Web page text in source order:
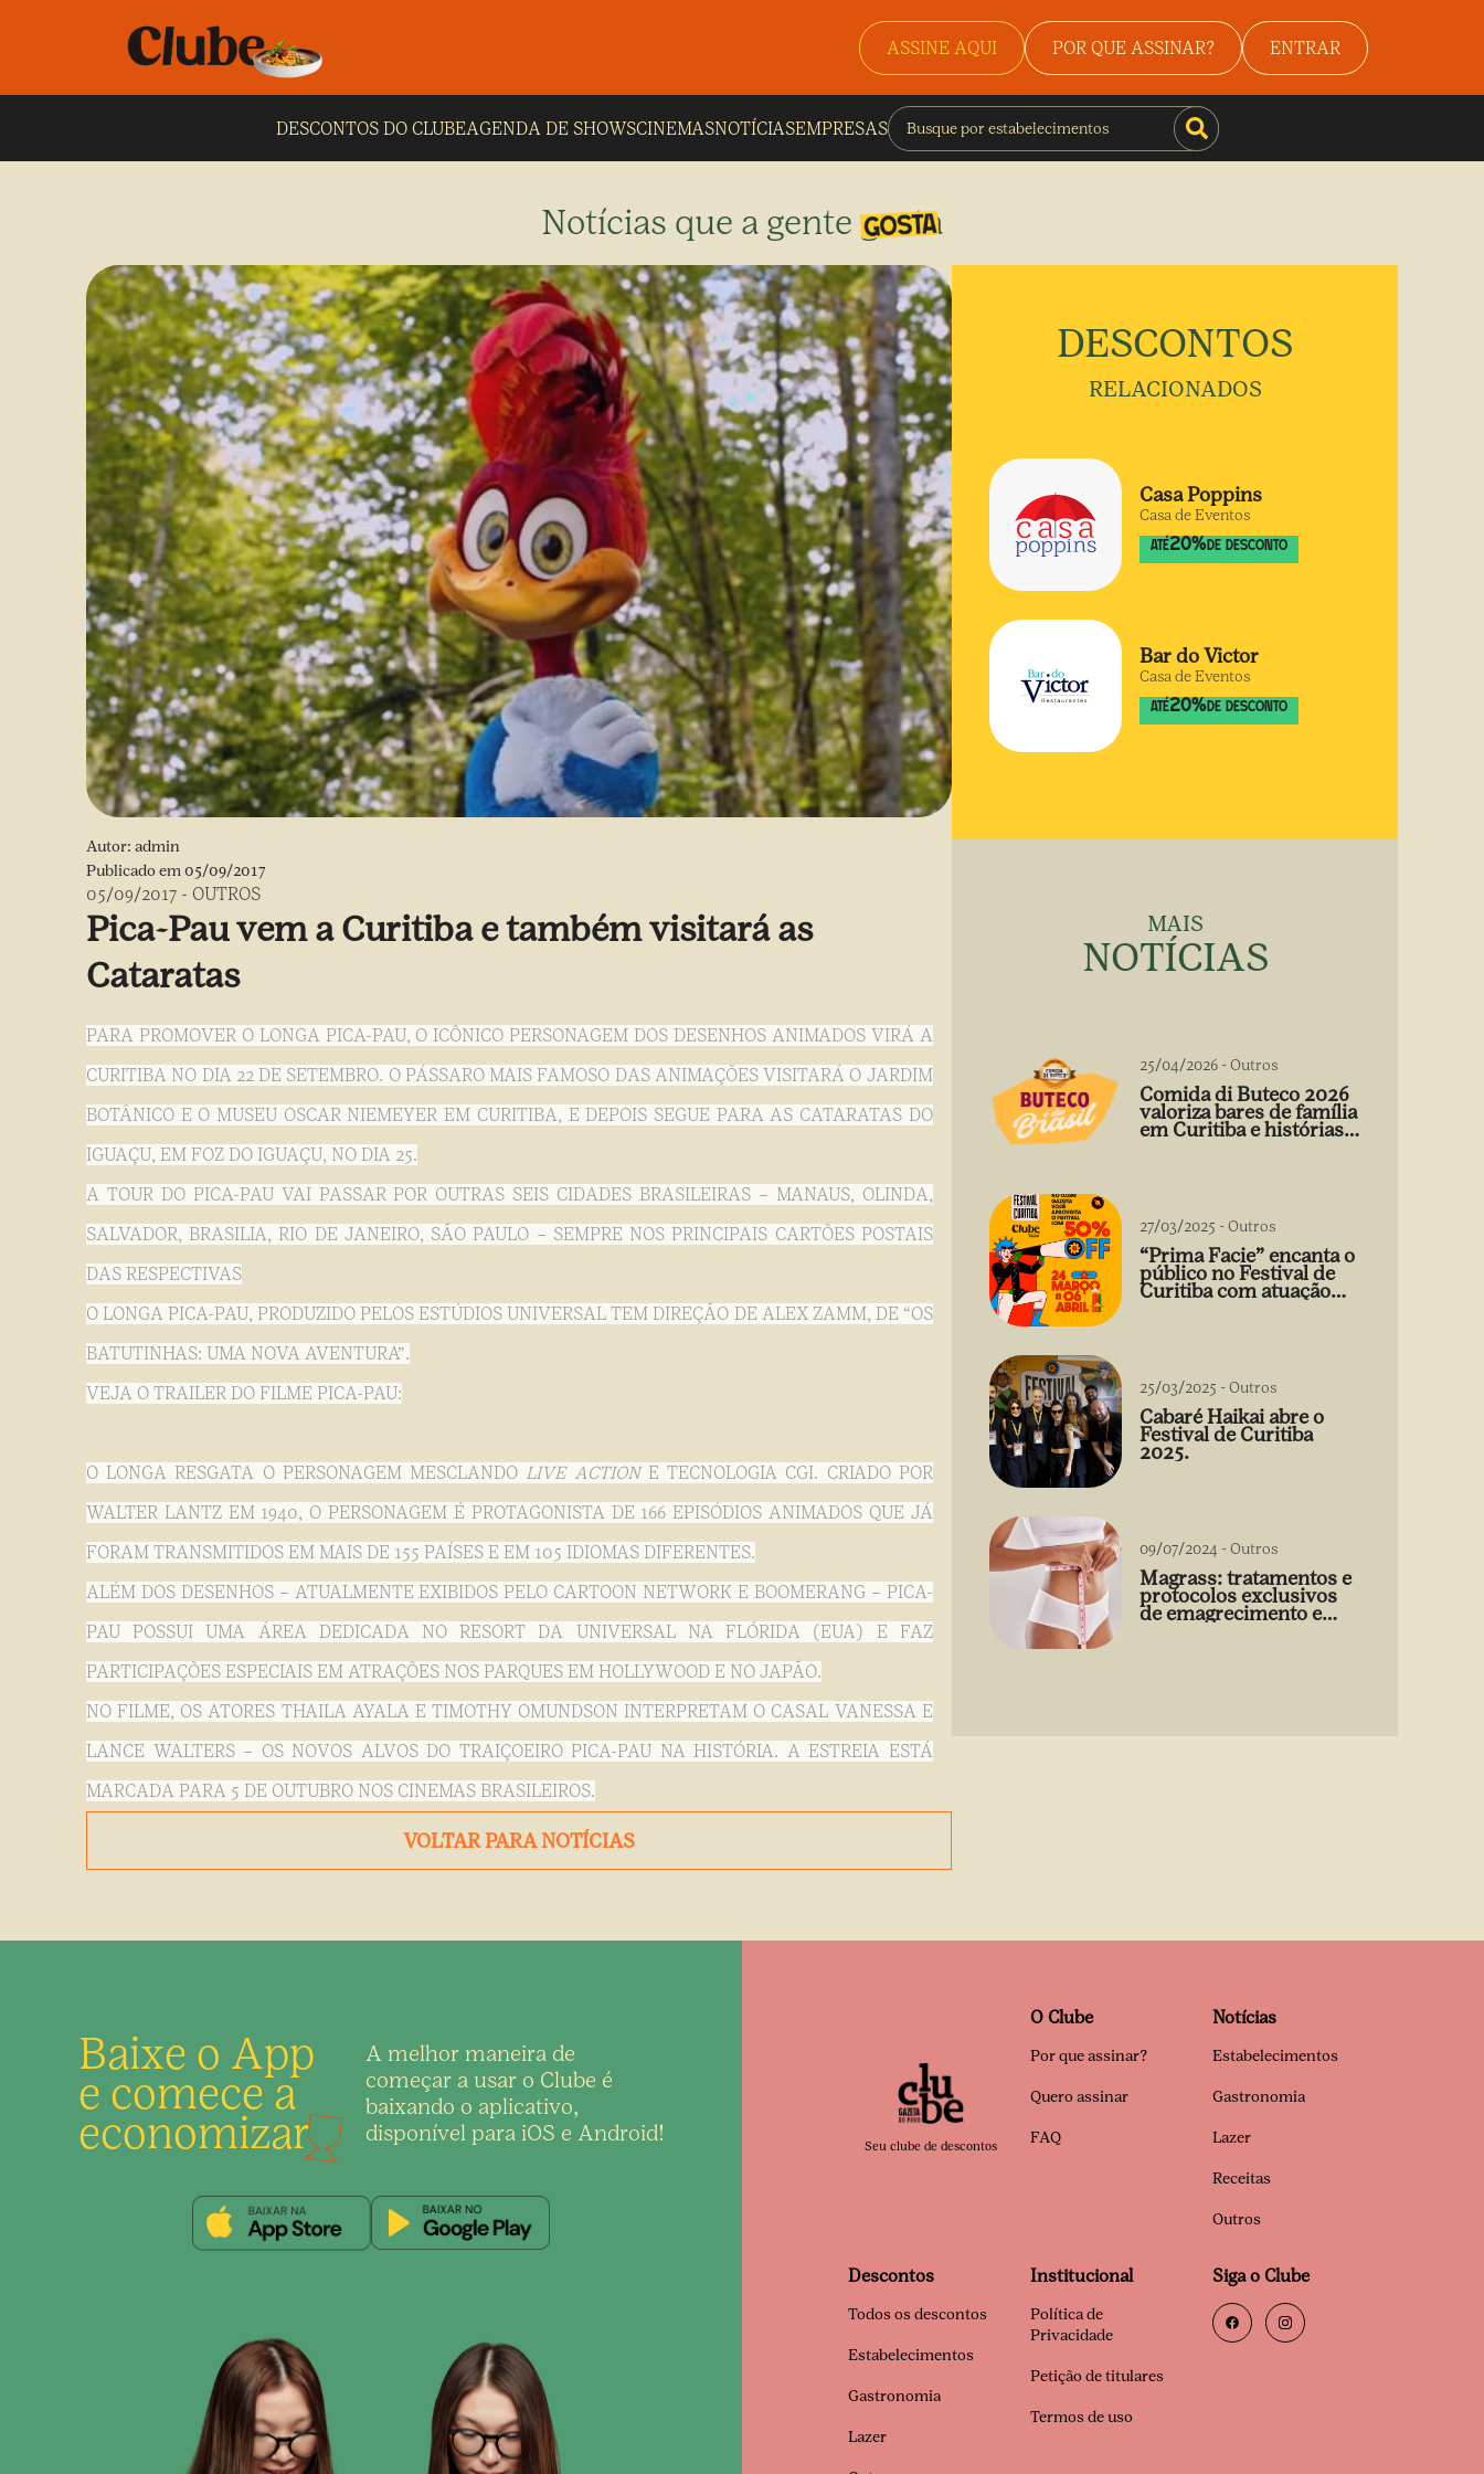
ASSINE AQUI POR QUE ASSINAR? ENTRAR
DESCONTOS DO CLUBEAGENDA DE SHOWSCINEMASNOTÍCIASEMPRESAS
Notícias que a gente gosta
Autor: admin
Publicado em05/09/2017
05/09/2017 - OUTROS
Pica-Pau vem a Curitiba e também visitará as
Cataratas
PARA PROMOVER O LONGA PICA-PAU, O ICÔNICO PERSONAGEM DOS DESENHOS ANIMADOS VIRÁ A
CURITIBA NO DIA 22 DE SETEMBRO. O PÁSSARO MAIS FAMOSO DAS ANIMAÇÕES VISITARÁ O JARDIM
BOTÂNICO E O MUSEU OSCAR NIEMEYER EM CURITIBA, E DEPOIS SEGUE PARA AS CATARATAS DO
IGUAÇU, EM FOZ DO IGUAÇU, NO DIA 25.
A TOUR DO PICA-PAU VAI PASSAR POR OUTRAS SEIS CIDADES BRASILEIRAS – MANAUS, OLINDA,
SALVADOR, BRASILIA, RIO DE JANEIRO, SÃO PAULO – SEMPRE NOS PRINCIPAIS CARTÕES POSTAIS
DAS RESPECTIVAS
O LONGA PICA-PAU, PRODUZIDO PELOS ESTÚDIOS UNIVERSAL TEM DIREÇÃO DE ALEX ZAMM, DE “OS
BATUTINHAS: UMA NOVA AVENTURA”.
VEJA O TRAILER DO FILME PICA-PAU:
O LONGA RESGATA O PERSONAGEM MESCLANDO LIVE ACTIONE TECNOLOGIA CGI. CRIADO POR
WALTER LANTZ EM 1940, O PERSONAGEM É PROTAGONISTA DE 166 EPISÓDIOS ANIMADOS QUE JÁ
FORAM TRANSMITIDOS EM MAIS DE 155 PAÍSES E EM 105 IDIOMAS DIFERENTES.
ALÉM DOS DESENHOS – ATUALMENTE EXIBIDOS PELO CARTOON NETWORK E BOOMERANG – PICA-
PAU POSSUI UMA ÁREA DEDICADA NO RESORT DA UNIVERSAL NA FLÓRIDA (EUA) E FAZ
PARTICIPAÇÕES ESPECIAIS EM ATRAÇÕES NOS PARQUES EM HOLLYWOOD E NO JAPÃO.
NO FILME, OS ATORES THAILA AYALA E TIMOTHY OMUNDSON INTERPRETAM O CASAL VANESSA E
LANCE WALTERS – OS NOVOS ALVOS DO TRAIÇOEIRO PICA-PAU NA HISTÓRIA. A ESTREIA ESTÁ
MARCADA PARA 5 DE OUTUBRO NOS CINEMAS BRASILEIROS.
VOLTAR PARA NOTÍCIAS
DESCONTOS
RELACIONADOS
Casa Poppins
Casa de Eventos
ATÉ20%DE DESCONTO
Bar do Victor
Casa de Eventos
ATÉ20%DE DESCONTO
MAIS
NOTÍCIAS
25/04/2026 -Outros
Comida di Buteco 2026
valoriza bares de família
em Curitiba e histórias
27/03/2025 -Outros
“Prima Facie” encanta o
público no Festival de
Curitiba com atuação
arrebatadora de Débora
25/03/2025 -Outros
Cabaré Haikai abre o
Festival de Curitiba
2025.
09/07/2024 -Outros
Magrass: tratamentos e
protocolos exclusivos
de emagrecimento e
estética sem uso de
Baixe o App
e comece a
economizar
A melhor maneira de
começar a usar o Clube é
baixando o aplicativo,
disponível para iOS e Android!
Seu clube de descontos
O Clube
Por que assinar?
Quero assinar
FAQ
Notícias
Estabelecimentos
Gastronomia
Lazer
Receitas
Outros
Descontos
Todos os descontos
Estabelecimentos
Gastronomia
Lazer
Institucional
Política de
Privacidade
Petição de titulares
Termos de uso
Siga o Clube